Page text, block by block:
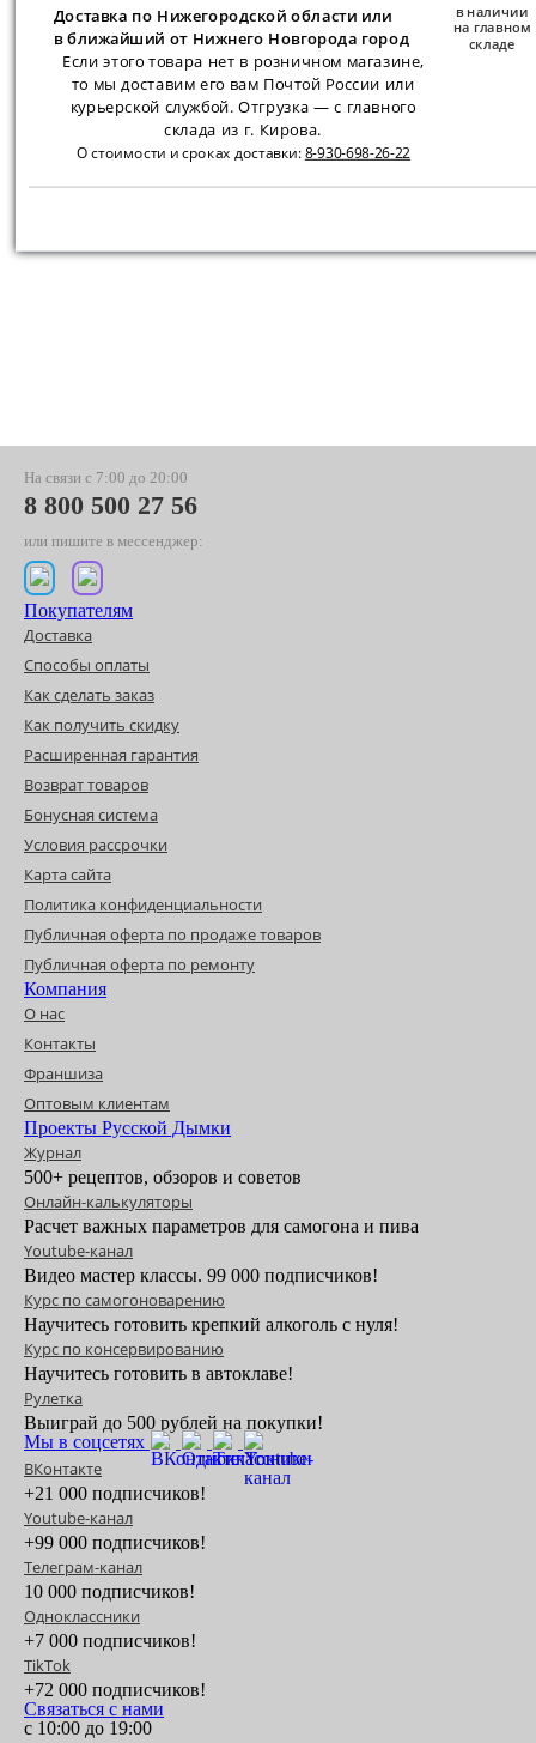
Доставка по Нижегородской области или
в ближайший от Нижнего Новгорода город
Если этого товара нет в розничном магазине,
то мы доставим его вам Почтой России или
курьерской службой. Отгрузка — с главного
склада из г. Кирова.
О стоимости и сроках доставки:8-930-698-26-22
в наличии
на главном
складе
На связи с 7:00 до 20:00
8 800 500 27 56
или пишите в мессенджер:
Покупателям
Доставка
Способы оплаты
Как сделать заказ
Как получить скидку
Расширенная гарантия
Возврат товаров
Бонусная система
Условия рассрочки
Карта сайта
Политика конфиденциальности
Публичная оферта по продаже товаров
Публичная оферта по ремонту
Компания
О нас
Контакты
Франшиза
Оптовым клиентам
Проекты Русской Дымки
Журнал
500+ рецептов, обзоров и советов
Онлайн-калькуляторы
Расчет важных параметров для самогона и пива
Youtube-канал
Видео мастер классы. 99 000 подписчиков!
Курс по самогоноварению
Научитесь готовить крепкий алкоголь с нуля!
Курс по консервированию
Научитесь готовить в автоклаве!
Рулетка
Выиграй до 500 рублей на покупки!
Мы в соцсетях
ВКонтакте
+21 000 подписчиков!
Youtube-канал
+99 000 подписчиков!
Телеграм-канал
10 000 подписчиков!
Одноклассники
+7 000 подписчиков!
TikTok
+72 000 подписчиков!
Связаться с нами
с 10:00 до 19:00